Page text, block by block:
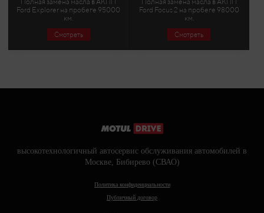
Ford Explorer на пробеге 95000
км.
Смотреть
Ford Focus 2 на пробеге 98000
км.
Смотреть
высокотехнологичный автосервис обслуживания автомобилей в
Москве, Бибирево (СВАО)
Политика конфиденциальности
Публичный договор